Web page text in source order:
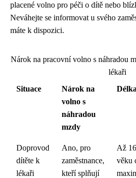
placené volno pro péči o dítě nebo
Neváhejte se informovat u svého
máte k dispozici.
Nárok na pracovní volno s náhradou
lékaři
Situace
Nárok na
volno s
náhradou
mzdy
Doprovod
dítěte k
lékaři
Ano, pro
zaměstnance,
kteří splňují
Až
věku